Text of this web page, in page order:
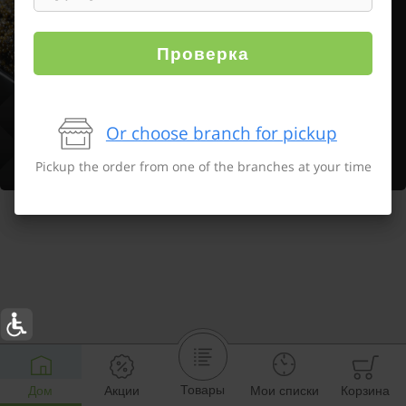
Дом Акции Товары Мои списки Корзина
Проверка
Or choose branch for pickup
Pickup the order from one of the branches at your time